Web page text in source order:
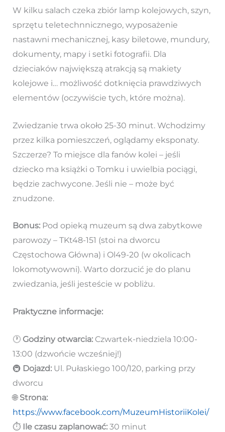
W kilku salach czeka zbiór lamp kolejowych, szyn,
sprzętu teletechnnicznego, wyposażenie
nastawni mechanicznej, kasy biletowe, mundury,
dokumenty, mapy i setki fotografii. Dla
dzieciaków największą atrakcją są makiety
kolejowe i… możliwość dotknięcia prawdziwych
elementów (oczywiście tych, które można).
Zwiedzanie trwa około 25-30 minut. Wchodzimy
przez kilka pomieszczeń, oglądamy eksponaty.
Szczerze? To miejsce dla fanów kolei – jeśli
dziecko ma książki o Tomku i uwielbia pociągi,
będzie zachwycone. Jeśli nie – może być
znudzone.
Bonus:Pod opieką muzeum są dwa zabytkowe
parowozy – TKt48-151 (stoi na dworcu
Częstochowa Główna) i Ol49-20 (w okolicach
lokomotywowni). Warto dorzucić je do planu
zwiedzania, jeśli jesteście w pobliżu.
Praktyczne informacje:
🕐 Godziny otwarcia:Czwartek-niedziela 10:00-
13:00 (dzwońcie wcześniej!)
🚇 Dojazd:Ul. Pułaskiego 100/120, parking przy
dworcu
🌐 Strona:
https://www.facebook.com/MuzeumHistoriiKolei/
⏱️ Ile czasu zaplanować:30 minut